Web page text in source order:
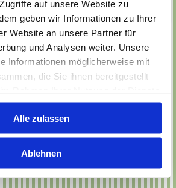
auf unsere Website zu
geben wir Informationen zu Ihrer
Website an unsere Partner für
und Analysen weiter. Unsere
Informationen möglicherweise mit
die Sie ihnen bereitgestellt
Alle zulassen
Ablehnen
Login